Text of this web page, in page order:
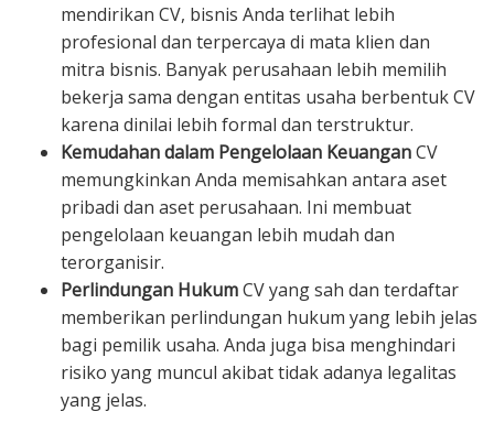
mendirikan CV, bisnis Anda terlihat lebih
profesional dan terpercaya di mata klien dan
mitra bisnis. Banyak perusahaan lebih memilih
bekerja sama dengan entitas usaha berbentuk CV
karena dinilai lebih formal dan terstruktur.
Kemudahan dalam Pengelolaan KeuanganCV
memungkinkan Anda memisahkan antara aset
pribadi dan aset perusahaan. Ini membuat
pengelolaan keuangan lebih mudah dan
terorganisir.
Perlindungan HukumCV yang sah dan terdaftar
memberikan perlindungan hukum yang lebih jelas
bagi pemilik usaha. Anda juga bisa menghindari
risiko yang muncul akibat tidak adanya legalitas
yang jelas.